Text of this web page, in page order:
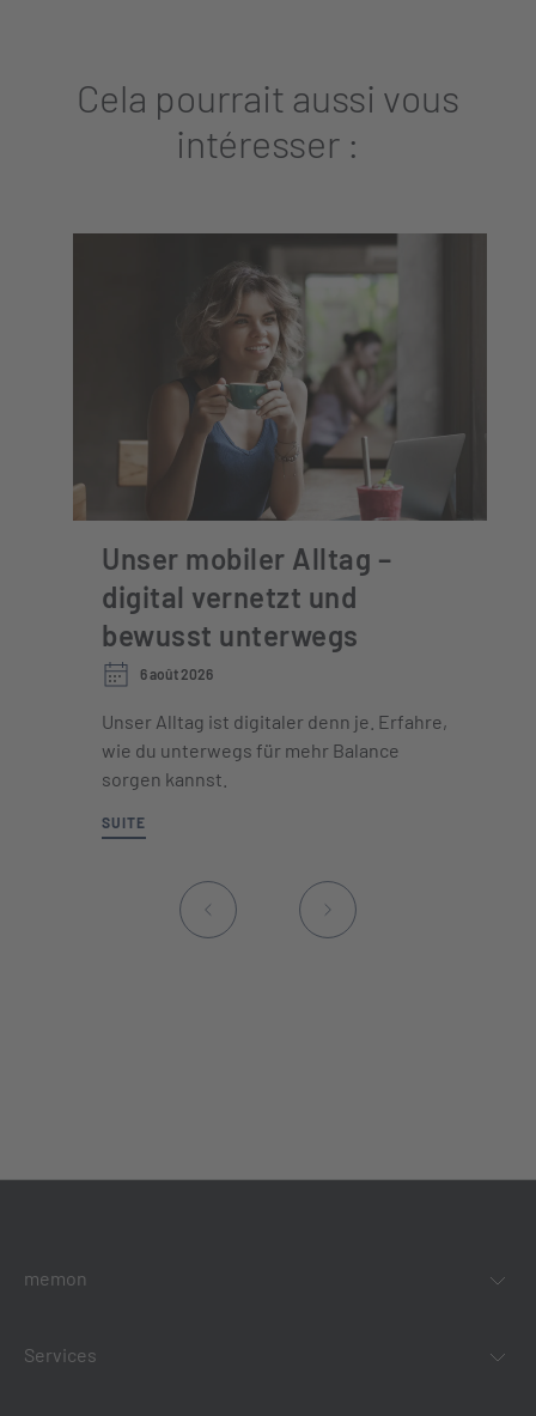
Cela pourrait aussi vous
intéresser :
Unser mobiler Alltag –
digital vernetzt und
bewusst unterwegs
6 août 2026
Unser Alltag ist digitaler denn je. Erfahre,
wie du unterwegs für mehr Balance
sorgen kannst.
SUITE
memon
Services